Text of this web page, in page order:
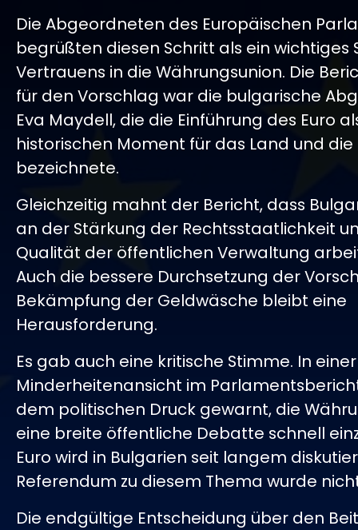
Die Abgeordneten des Europäischen
begrüßten diesen Schritt als ein wichtiges
Vertrauens in die Währungsunion. Die
für den Vorschlag war die bulgarische
Eva Maydell, die die Einführung des Euro
historischen Moment für das Land und die
bezeichnete.
Gleichzeitig mahnt der Bericht, dass
an der Stärkung der Rechtsstaatlichkeit
Qualität der öffentlichen Verwaltung
Auch die bessere Durchsetzung der
Bekämpfung der Geldwäsche bleibt eine
Herausforderung.
Es gab auch eine kritische Stimme. In einer
Minderheitenansicht im
dem politischen Druck gewarnt, die
eine breite öffentliche Debatte schnell
Euro wird in Bulgarien seit langem
Referendum zu diesem Thema wurde
Die endgültige Entscheidung über den